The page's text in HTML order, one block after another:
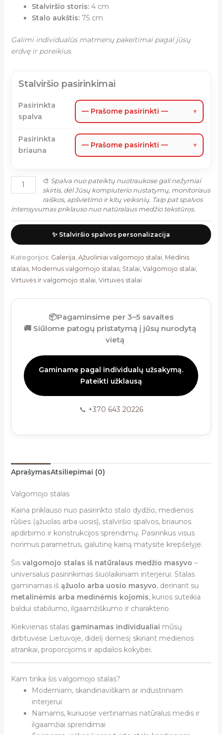
Stalviršio storis:4 cm
Stalo aukštis:75 cm
Galimi individualūs matmenų pakeitimai pagal jūsų
erdvę ir poreikius.
Stalviršio pasirinkimai
Pasirinkta
spalva
— Prašome pasirinkti — ▾
Pasirinkta
briauna
— Prašome pasirinkti — ▾
🎨 Spalva nuo pateiktų nuotraukose gali nežymiai
skirtis, dėl Jūsų kompiuterio nustatymų, monitoriaus
raiškos, apšvietimo ir kitų veiksnių. Taip pat spalvos
intensyvumas priklauso nuo natūralaus medžio tekstūros.
✨ Stalviršio spalvos personalizacija
Kategorijos: Galerija, Ąžuoliniai valgomojo stalai, Medinis
stalas, Modernus valgomojo stalas, Stalai, Valgomojo stalai,
Virtuvės ir valgomojo stalai, Virtuvės stalai
📦Pagaminsime per 3–5 savaites
🚚 Siūlome patogų pristatymą į jūsų nurodytą
vietą
Gaminame pagal individualų užsakymą.
Pateikti užklausą
📞 +370 643 20226
AprašymasAtsiliepimai (0)
Valgomojo stalas
Kaina priklauso nuo pasirinkto stalo dydžio, medienos
rūšies (ąžuolas arba uosis), stalviršio spalvos, briaunos
apdirbimo ir konstrukcijos sprendimų. Pasirinkus visus
norimus parametrus, galutinę kainą matysite krepšelyje.
Šis valgomojo stalas iš natūralaus medžio masyvo –
universalus pasirinkimas šiuolaikiniam interjerui. Stalas
gaminamas iš ąžuolo arba uosio masyvo, derinant su
metalinėmis arba medinėmis kojomis, kurios suteikia
baldui stabilumo, ilgaamžiškumo ir charakterio.
Kiekvienas stalas gaminamas individualiai mūsų
dirbtuvėse Lietuvoje, didelį dėmesį skiriant medienos
atrankai, proporcijoms ir apdailos kokybei.
Kam tinka šis valgomojo stalas?
Moderniam, skandinaviškam ar industriniam
interjerui
Namams, kuriuose vertinamas natūralus medis ir
ilgaamžiai sprendimai